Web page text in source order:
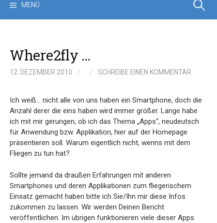
MENÜ Suchen
Where2fly …
12. DEZEMBER 2010 / / SCHREIBE EINEN KOMMENTAR
Ich weiß… nicht alle von uns haben ein Smartphone, doch die
Anzahl derer die eins haben wird immer größer. Lange habe
ich mit mir gerungen, ob ich das Thema „Apps“, neudeutsch
für Anwendung bzw. Applikation, hier auf der Homepage
präsentieren soll. Warum eigentlich nicht, wenns mit dem
Fliegen zu tun hat?
Sollte jemand da draußen Erfahrungen mit anderen
Smartphones und deren Applikationen zum fliegerischem
Einsatz gemacht haben bitte ich Sie/Ihn mir diese Infos
zukommen zu lassen. Wir werden Deinen Bericht
veröffentlichen. Im übrigen funktionieren viele dieser Apps